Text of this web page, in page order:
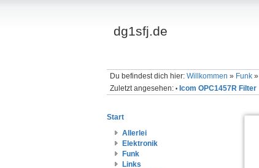
dg1sfj.de
Du befindest dich hier: Willkommen » Funk»
Zuletzt angesehen: • Icom OPC1457R Filter
Start
Allerlei
Elektronik
Funk
Links